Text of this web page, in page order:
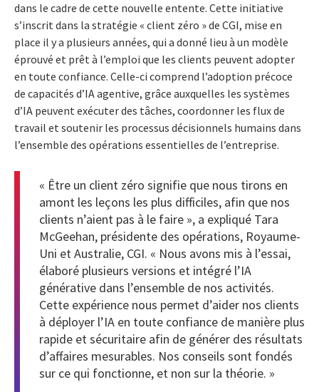
dans le cadre de cette nouvelle entente. Cette initiative
s’inscrit dans la stratégie « client zéro » de CGI, mise en
place il y a plusieurs années, qui a donné lieu à un modèle
éprouvé et prêt à l’emploi que les clients peuvent adopter
en toute confiance. Celle-ci comprend l’adoption précoce
de capacités d’IA agentive, grâce auxquelles les systèmes
d’IA peuvent exécuter des tâches, coordonner les flux de
travail et soutenir les processus décisionnels humains dans
l’ensemble des opérations essentielles de l’entreprise.
« Être un client zéro signifie que nous tirons en
amont les leçons les plus difficiles, afin que nos
clients n’aient pas à le faire », a expliqué Tara
McGeehan, présidente des opérations, Royaume-
Uni et Australie, CGI. « Nous avons mis à l’essai,
élaboré plusieurs versions et intégré l’IA
générative dans l’ensemble de nos activités.
Cette expérience nous permet d’aider nos clients
à déployer l’IA en toute confiance de manière plus
rapide et sécuritaire afin de générer des résultats
d’affaires mesurables. Nos conseils sont fondés
sur ce qui fonctionne, et non sur la théorie. »